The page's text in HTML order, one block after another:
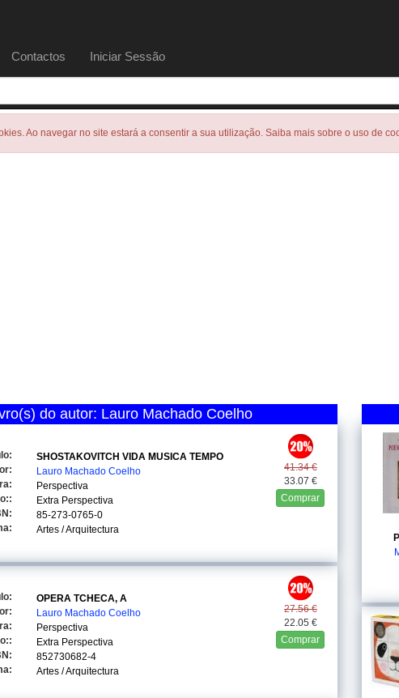
Contactos Iniciar Sessão
Ao navegar no site estará a consentir a sua utilização. Saiba mais sobre o uso de
do autor: Lauro Machado Coelho
41.34 €
33.07 €
Comprar
SHOSTAKOVITCH VIDA MUSICA TEMPO
Lauro Machado Coelho
Perspectiva
Extra Perspectiva
85-273-0765-0
Artes / Arquitectura
27.56 €
22.05 €
Comprar
OPERA TCHECA, A
Lauro Machado Coelho
Perspectiva
Extra Perspectiva
852730682-4
Artes / Arquitectura